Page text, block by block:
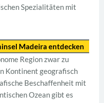
Spezialitäten mit
Madeira entdecken
Region zwar zu
Kontinent geografisch
Beschaffenheit mit
Ozean gibt es